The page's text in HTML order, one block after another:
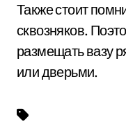
Также стоит
сквозняков.
размещать вазу
или дверьми.